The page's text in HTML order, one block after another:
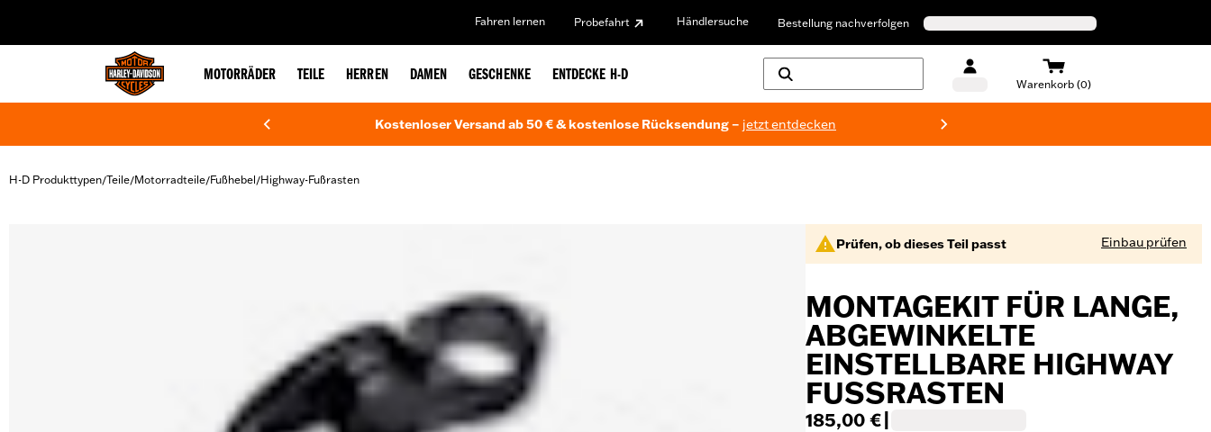
Fahren lernen Probefahrt Händlersuche Bestellung nachverfolgen
MOTORRÄDER TEILE HERREN DAMEN GESCHENKE ENTDECKE H-D
Warenkorb (0)
Kostenloser Versand ab 50 € & kostenlose Rücksendung – jetzt entdecken
H-D Produkttypen/Teile/Motorradteile/Fußhebel/Highway-Fußrasten
Prüfen, ob dieses Teil passt Einbau prüfen
MONTAGEKIT FÜR LANGE,
ABGEWINKELTE
EINSTELLBARE HIGHWAY
FUSSRASTEN
185,00 €